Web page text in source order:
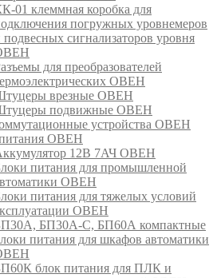
01 клеммная коробка для
погружных уровнемеров
подвесных сигнализаторов уровня
для преобразователей
ОВЕН
врезные ОВЕН
подвижные ОВЕН
устройства ОВЕН
ОВЕН
12В 7АЧ ОВЕН
питания для промышленной
ОВЕН
питания для тяжелых условий
ОВЕН
БП30А-С, БП60А компактные
питания для шкафов автоматики
блок питания для ПЛК и